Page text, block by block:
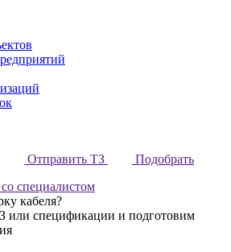
Отправить ТЗ
Подобрать
со специалистом
кабеля?
или спецификации и подготовим